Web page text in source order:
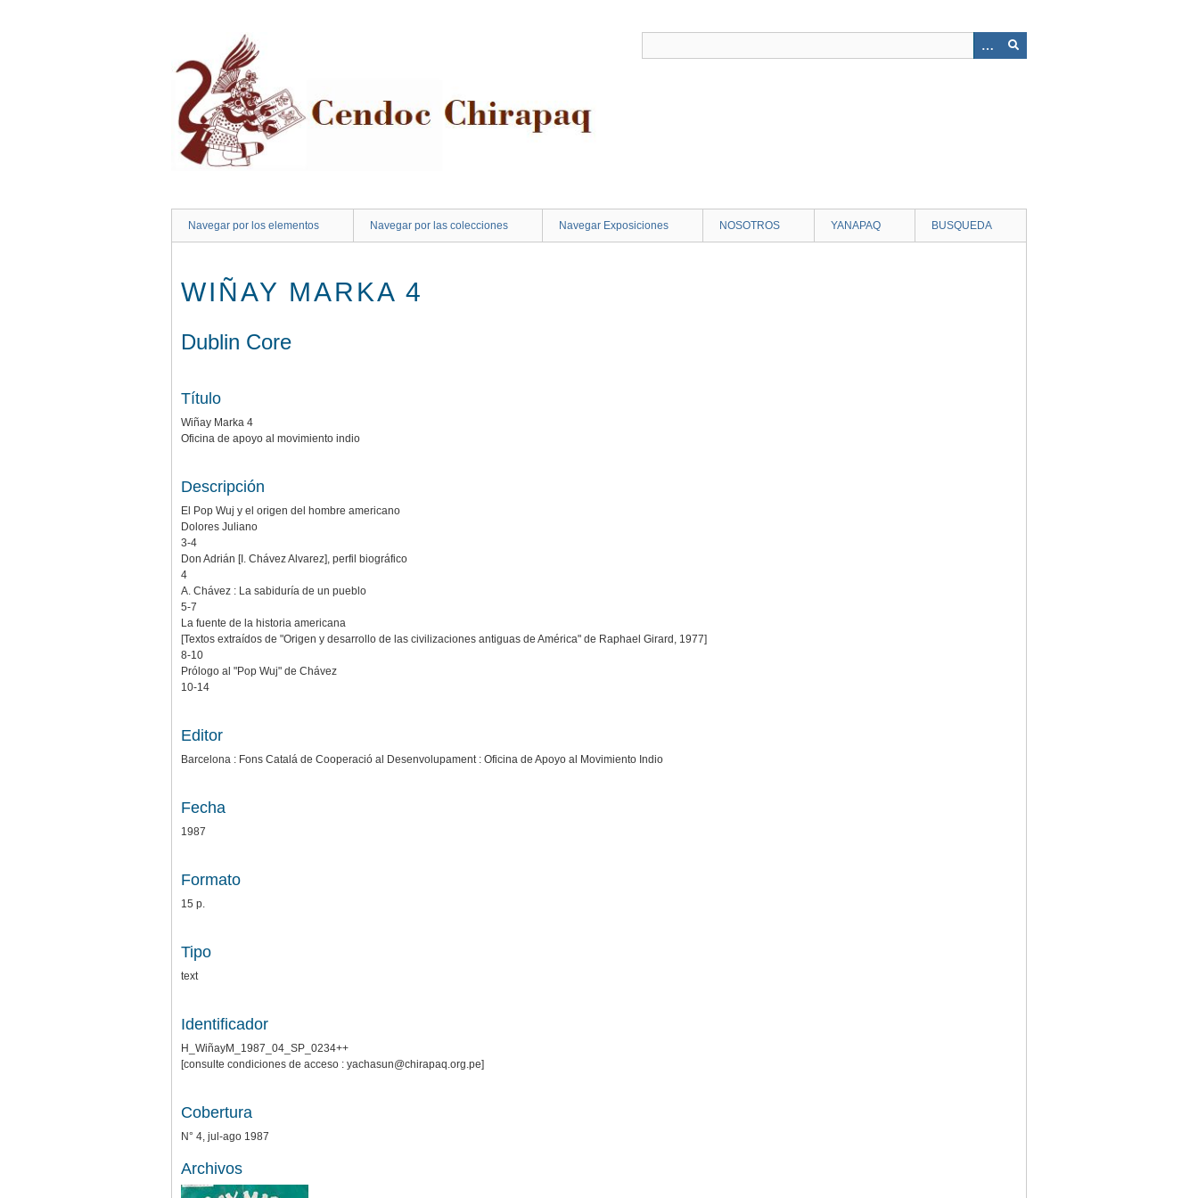
Navegar por los elementos Navegar por las colecciones Navegar Exposiciones NOSOTROS YANAPAQ BUSQUEDA
WIÑAY MARKA 4
Dublin Core
Título
Wiñay Marka 4
Oficina de apoyo al movimiento indio
Descripción
El Pop Wuj y el origen del hombre americano
Dolores Juliano
3-4
Don Adrián [I. Chávez Alvarez], perfil biográfico
4
A. Chávez : La sabiduría de un pueblo
5-7
La fuente de la historia americana
[Textos extraídos de "Origen y desarrollo de las civilizaciones antiguas de América" de Raphael Girard, 1977]
8-10
Prólogo al "Pop Wuj" de Chávez
10-14
Editor
Barcelona : Fons Catalá de Cooperació al Desenvolupament : Oficina de Apoyo al Movimiento Indio
Fecha
1987
Formato
15 p.
Tipo
text
Identificador
H_WiñayM_1987_04_SP_0234++
[consulte condiciones de acceso : yachasun@chirapaq.org.pe]
Cobertura
N° 4, jul-ago 1987
Archivos